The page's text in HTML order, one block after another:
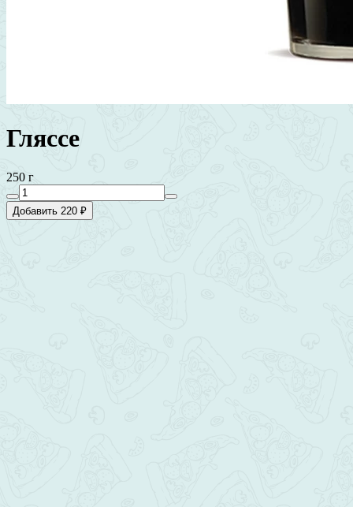
Гляссе
250 г
Добавить 220 ₽